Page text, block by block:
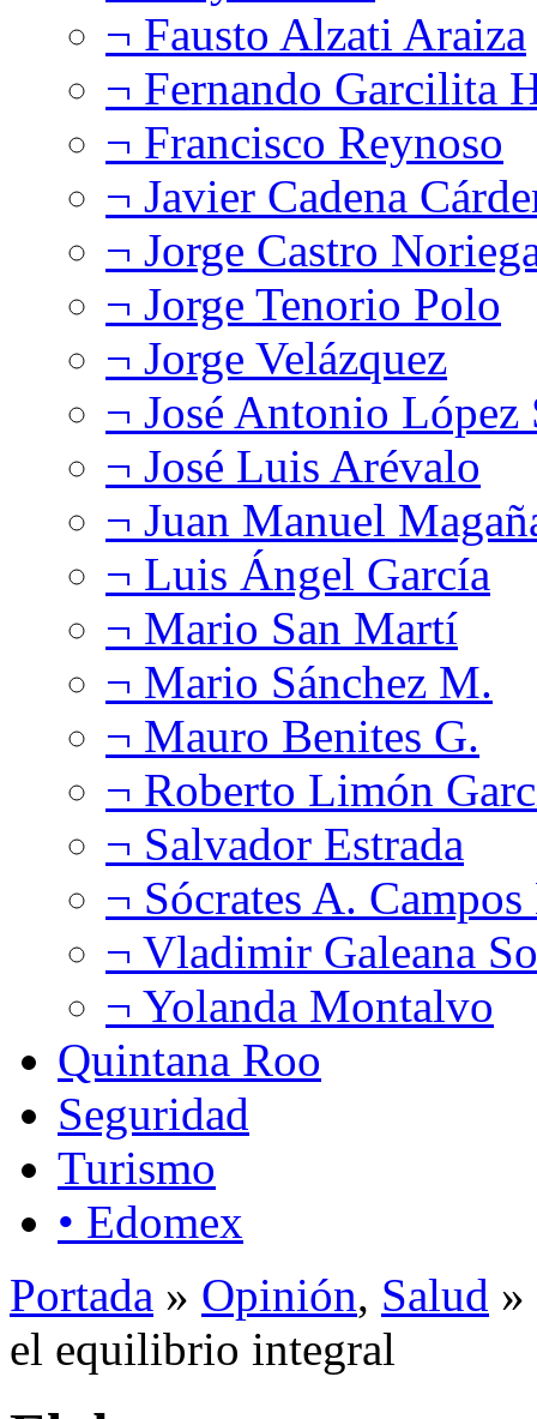
¬ Fausto Alzati Araiza
¬ Fernando Garcilita
¬ Francisco Reynoso
¬ Javier Cadena
¬ Jorge Castro
¬ Jorge Tenorio Polo
¬ Jorge Velázquez
¬ José Antonio López
¬ José Luis Arévalo
¬ Juan Manuel
¬ Luis Ángel García
¬ Mario San Martí
¬ Mario Sánchez M.
¬ Mauro Benites G.
¬ Roberto Limón
¬ Salvador Estrada
¬ Sócrates A.
¬ Vladimir Galeana
¬ Yolanda Montalvo
Quintana Roo
Seguridad
Turismo
• Edomex
Portada » Opinión, Salud »
el equilibrio integral